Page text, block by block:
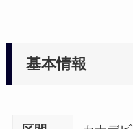
基本情報